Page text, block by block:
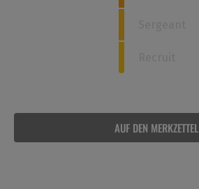
AUF DEN MERKZETTEL